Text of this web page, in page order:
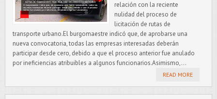
relación con la reciente
nulidad del proceso de
licitación de rutas de
transporte urbano.El burgomaestre indicó que, de aprobarse una
nueva convocatoria, todas las empresas interesadas deberán
participar desde cero, debido a que el proceso anterior fue anulado
por ineficiencias atribuibles a algunos funcionarios.Asimismo,...
READ MORE